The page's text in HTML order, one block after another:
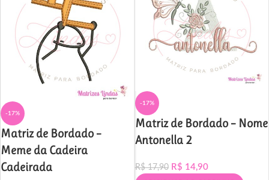
-17%
Matriz de Bordado –
Meme da Cadeira
Cadeirada
-17%
Matriz de Bordado – Nome
Antonella 2
R$17,90 R$ 14,90